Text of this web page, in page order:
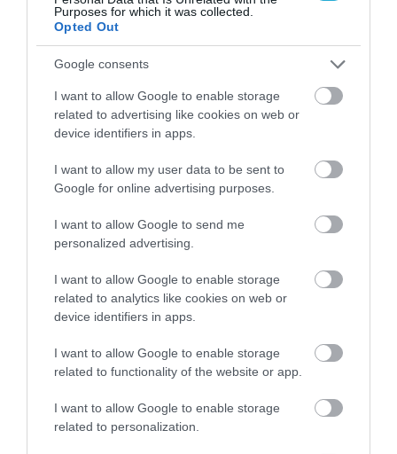
Purposes for which it was collected.
Opted Out
Google consents
I want to allow Google to enable storage
related to advertising like cookies on web or
device identifiers in apps.
I want to allow my user data to be sent to
Google for online advertising purposes.
I want to allow Google to send me
personalized advertising.
I want to allow Google to enable storage
related to analytics like cookies on web or
device identifiers in apps.
I want to allow Google to enable storage
related to functionality of the website or app.
I want to allow Google to enable storage
related to personalization.
Λιανεμπόριο: Οι «κερδισμένοι» των
πωλήσεων πριν από την έναρξη του
καλοκαιριού
31.07.2026
Θερινές εκπτώσεις: Τι δείχνει το «ταμείο»
του πρώτου μήνα